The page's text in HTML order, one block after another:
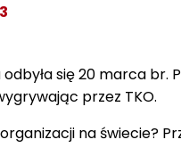
się 20 marca br.
przez TKO.
na świecie?